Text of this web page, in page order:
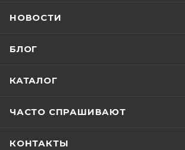
НОВОСТИ
БЛОГ
КАТАЛОГ
ЧАСТО СПРАШИВАЮТ
КОНТАКТЫ